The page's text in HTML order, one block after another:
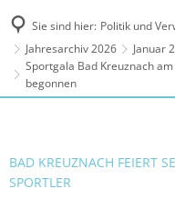
Sie sind hier: Politik und
Jahresarchiv 2026
Januar
Sportgala Bad Kreuznach
begonnen
BAD KREUZNACH FEIERT
SPORTLER